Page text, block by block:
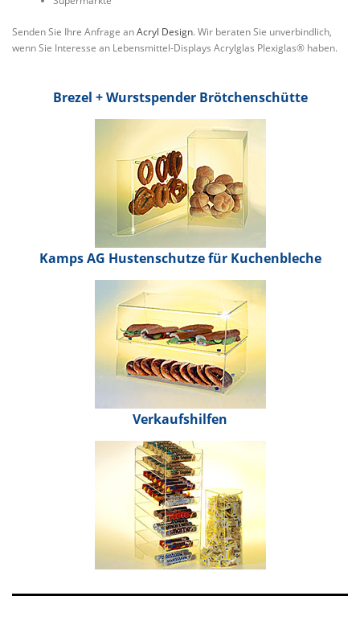
Senden Sie Ihre Anfrage anAcryl Design. Wir beraten Sie unverbindlich,
wenn Sie Interesse an Lebensmittel-Displays Acrylglas Plexiglas® haben.
Brezel + Wurstspender Brötchenschütte
Kamps AG Hustenschutze für Kuchenbleche
Verkaufshilfen